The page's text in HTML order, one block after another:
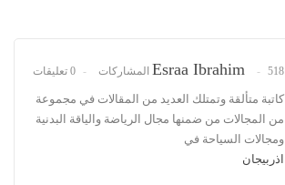
Esraa Ibrahim 518 المشاركات 0 تعليقات
كاتبة متألقة وتمتلك العديد من المقالات في مجموعة
من المجالات من ضمنها مجال الرياضة والياقة البدنية
ومجالات السياحة في
اذربيجان